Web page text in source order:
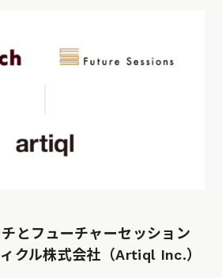
チとフューチャーセッション
クル株式会社（Artiql Inc.）